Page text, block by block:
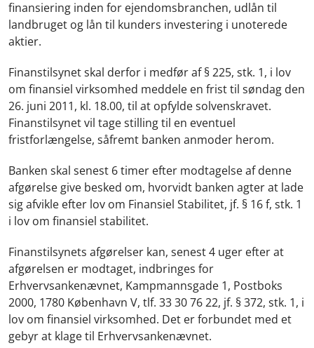
finansiering inden for ejendomsbranchen, udlån til
landbruget og lån til kunders investering i unoterede
aktier.
Finanstilsynet skal derfor i medfør af § 225, stk. 1, i lov
om finansiel virksomhed meddele en frist til søndag den
26. juni 2011, kl. 18.00, til at opfylde solvenskravet.
Finanstilsynet vil tage stilling til en eventuel
fristforlængelse, såfremt banken anmoder herom.
Banken skal senest 6 timer efter modtagelse af denne
afgørelse give besked om, hvorvidt banken agter at lade
sig afvikle efter lov om Finansiel Stabilitet, jf. § 16 f, stk. 1
i lov om finansiel stabilitet.
Finanstilsynets afgørelser kan, senest 4 uger efter at
afgørelsen er modtaget, indbringes for
Erhvervsankenævnet, Kampmannsgade 1, Postboks
2000, 1780 København V, tlf. 33 30 76 22, jf. § 372, stk. 1, i
lov om finansiel virksomhed. Det er forbundet med et
gebyr at klage til Erhvervsankenævnet.